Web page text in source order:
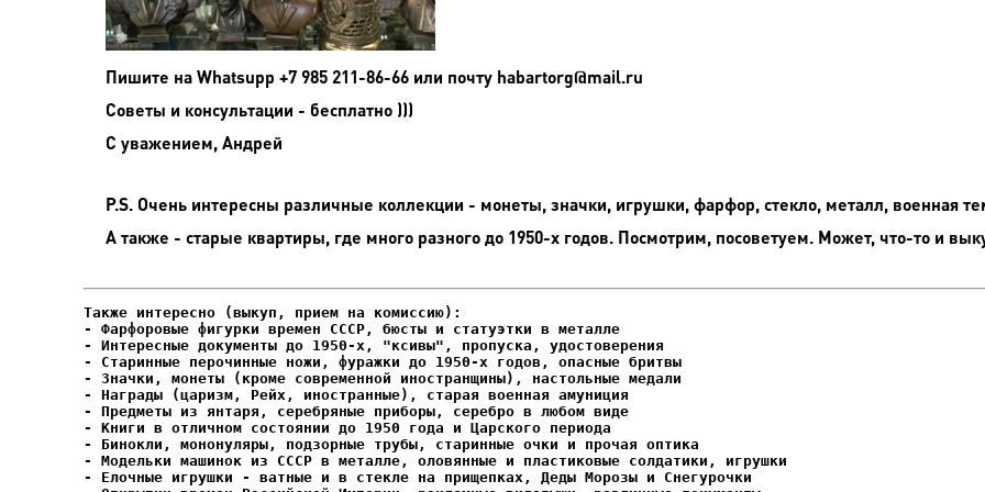
Пишите на Whatsupp +7 985 211-86-66 или почту habartorg@mail.ru
Советы и консультации - бесплатно )))
С уважением, Андрей
P.S. Очень интересны различные коллекции - монеты, значки, игрушки, фарфор, стекло, металл, военная
А также - старые квартиры, где много разного до 1950-х годов. Посмотрим, посоветуем. Может, что-то и
- Фарфоровые фигурки времен СССР, бюсты и статуэтки в металле
- Интересные документы до 1950-х, "ксивы", пропуска, удостоверения
- Елочные игрушки - ватные и в стекле на прищепках, Деды Морозы и Снегурочки